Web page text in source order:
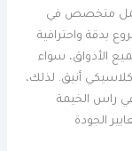
عمل متخصص في
بدقة واحترافية
الأذواق، سواء
أنيق. لذلك،
راس الخيمة
الجودة